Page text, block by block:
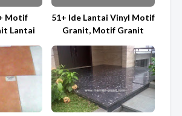
Motif
Lantai
51+ Ide Lantai Vinyl Motif
Granit, Motif Granit